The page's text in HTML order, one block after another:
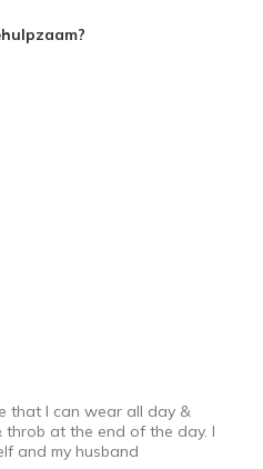
that I can wear all day &
throb at the end of the day. I
and my husband